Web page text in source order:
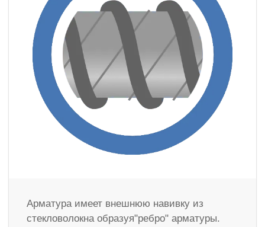
Арматура имеет внешнюю навивку из
стекловолокна образуя"ребро" арматуры.